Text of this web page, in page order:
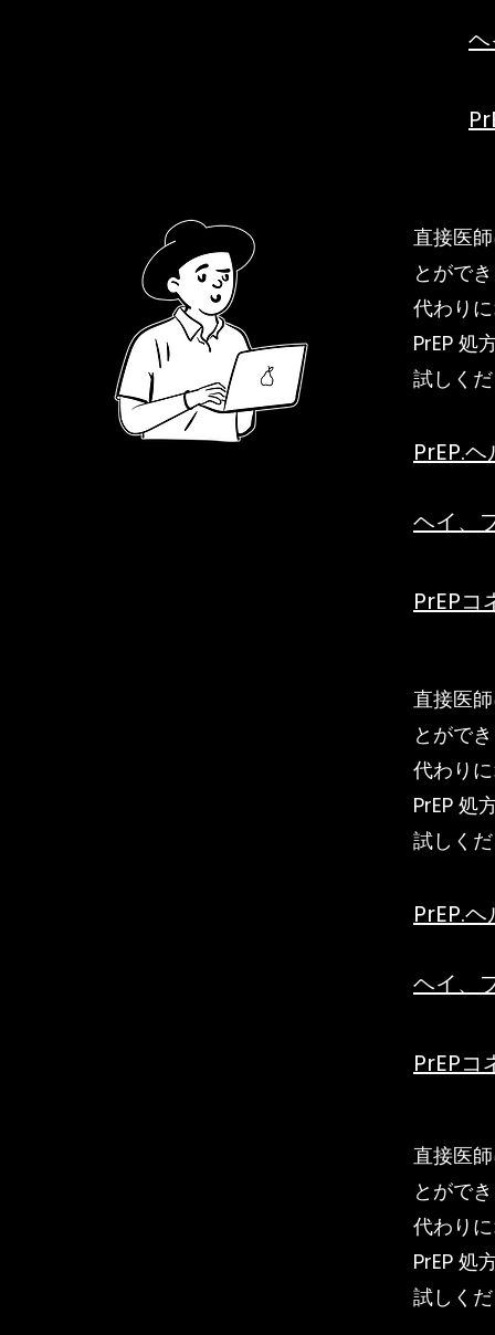
直接医
とがで
代わり
PrEP 処
試しく
PrEP.
ヘイ、
PrEPコ
直接医
とがで
代わり
PrEP 処
試しく
PrEP.
ヘイ、
PrEPコ
直接医
とがで
代わり
PrEP 処
試しく